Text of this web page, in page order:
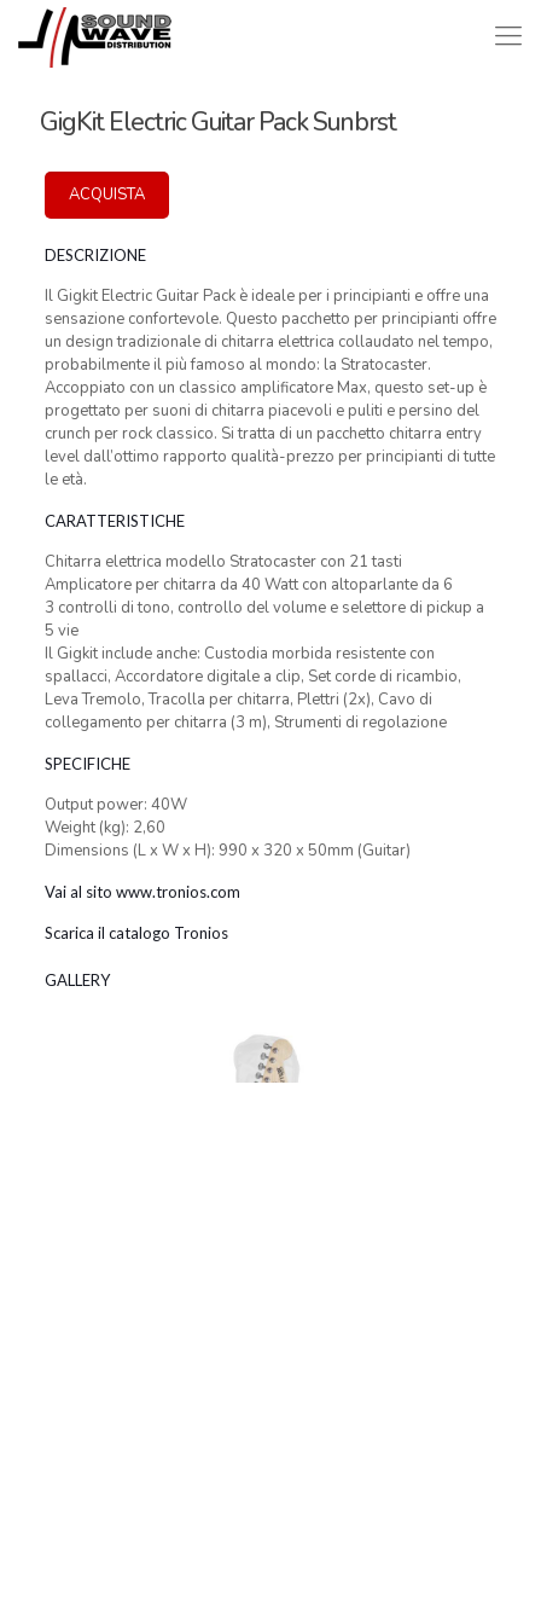
GigKit Electric Guitar Pack Sunbrst
ACQUISTA
DESCRIZIONE
Il Gigkit Electric Guitar Pack è ideale per i principianti e offre una
sensazione confortevole. Questo pacchetto per principianti offre
un design tradizionale di chitarra elettrica collaudato nel tempo,
probabilmente il più famoso al mondo: la Stratocaster.
Accoppiato con un classico amplificatore Max, questo set-up è
progettato per suoni di chitarra piacevoli e puliti e persino del
crunch per rock classico. Si tratta di un pacchetto chitarra entry
level dall’ottimo rapporto qualità-prezzo per principianti di tutte
le età.
CARATTERISTICHE
Chitarra elettrica modello Stratocaster con 21 tasti
Amplicatore per chitarra da 40 Watt con altoparlante da 6
3 controlli di tono, controllo del volume e selettore di pickup a
5 vie
Il Gigkit include anche: Custodia morbida resistente con
spallacci, Accordatore digitale a clip, Set corde di ricambio,
Leva Tremolo, Tracolla per chitarra, Plettri (2x), Cavo di
collegamento per chitarra (3 m), Strumenti di regolazione
SPECIFICHE
Output power: 40W
Weight (kg): 2,60
Dimensions (L x W x H): 990 x 320 x 50mm (Guitar)
Vai al sito www.tronios.com
Scarica il catalogo Tronios
GALLERY